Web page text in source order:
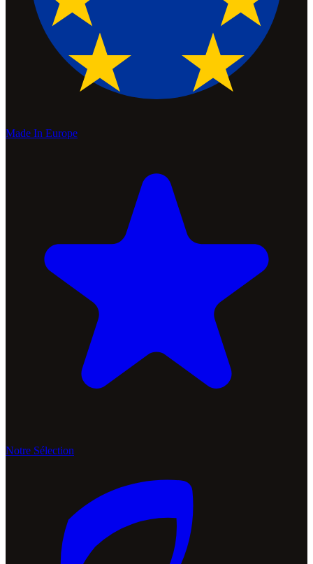
Made In Europe
Notre Sélection